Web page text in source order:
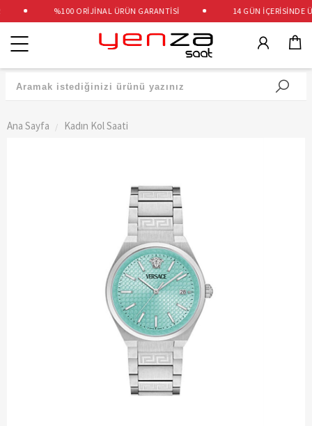
%100 ORİJİNAL ÜRÜN GARANTİSİ 14 GÜN İÇERİSİNDE
Kategoriler
Ana Sayfa Kadın Kol Saati